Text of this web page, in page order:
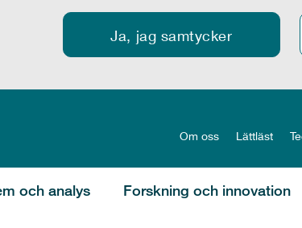
Ja, jag samtycker
Om oss Lättläst
och analys Forskning och innovation